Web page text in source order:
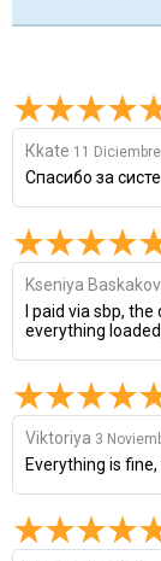
Кkate 11
Спасибо за
Kseniya
I paid via sbp,
everything
Viktoriya 3
Everything is